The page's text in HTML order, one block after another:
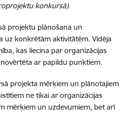
konkursā).
projektu plānošana un
uz konkrētām aktivitātēm. Vidēja
kas liecina par organizācijas
ar papildu punktiem.
projekta mērķiem un plānotajiem
ne tikai ar organizācijas
mērķiem un uzdevumiem, bet arī